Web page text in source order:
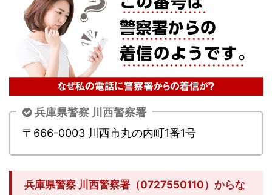
兵庫県警察 川西警察署
〒666-0003 川西市丸の内町1番1号
兵庫県警察 川西警察署（0727550110）からな